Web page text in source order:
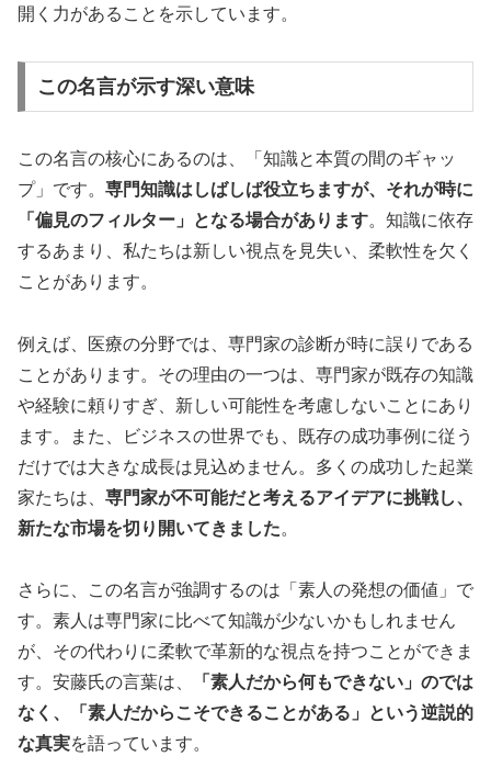
開く力があることを示しています。
この名言が示す深い意味
この名言の核心にあるのは、「知識と本質の間のギャッ
プ」です。 専門知識はしばしば役立ちますが、それが時に
「偏見のフィルター」となる場合があります。知識に依存
するあまり、私たちは新しい視点を見失い、柔軟性を欠く
ことがあります。
例えば、医療の分野では、専門家の診断が時に誤りである
ことがあります。その理由の一つは、専門家が既存の知識
や経験に頼りすぎ、新しい可能性を考慮しないことにあり
ます。また、ビジネスの世界でも、既存の成功事例に従う
だけでは大きな成長は見込めません。多くの成功した起業
家たちは、 専門家が不可能だと考えるアイデアに挑戦し、
新たな市場を切り開いてきました。
さらに、この名言が強調するのは「素人の発想の価値」で
す。素人は専門家に比べて知識が少ないかもしれません
が、その代わりに柔軟で革新的な視点を持つことができま
す。安藤氏の言葉は、
「素人だから何もできない」のでは
なく、「素人だからこそできることがある」という逆説的
な真実を語っています。